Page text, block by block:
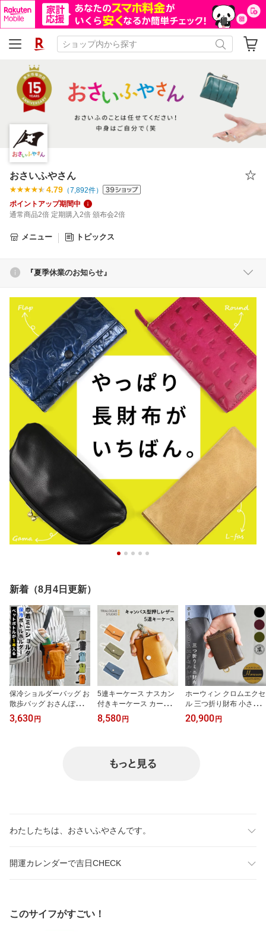
おさいふやさん
4.79 （7,892件）
ポイントアップ期間中
通常商品2倍 定期購入2倍 頒布会2倍
メニュー トピックス
『夏季休業のお知らせ』
新着（8月4日更新）
保冷ショルダーバッグ お
散歩バッグ おさんぽバッ
グ propellerheads はっ
水加工 撥水 ペットボト
3,630 円
5連キーケース ナスカン
付きキーケース カード入
れ付き キーホルダー 日
本製 TRIALOGUE STUDI
レディース ユニセックス
8,580 円
ホーウィン クロムエクセ
ル 三つ折り財布 小さい
財布 ミニ財布 極小財布
メンズ アメカジ レディ
20,900 円
わたしたちは、おさいふやさんです。
開運カレンダーで吉日CHECK
このサイフがすごい！